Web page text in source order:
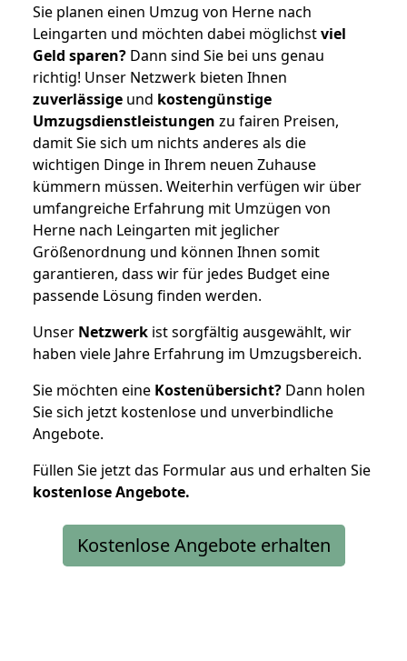
Sie planen einen Umzug von Herne nach
Leingarten und möchten dabei möglichstviel
Geld sparen? Dann sind Sie bei uns genau
richtig! Unser Netzwerk bieten Ihnen
zuverlässige und kostengünstige
Umzugsdienstleistungen zu fairen Preisen,
damit Sie sich um nichts anderes als die
wichtigen Dinge in Ihrem neuen Zuhause
kümmern müssen. Weiterhin verfügen wir über
umfangreiche Erfahrung mit Umzügen von
Herne nach Leingarten mit jeglicher
Größenordnung und können Ihnen somit
garantieren, dass wir für jedes Budget eine
passende Lösung finden werden.
Unser Netzwerk ist sorgfältig ausgewählt, wir
haben viele Jahre Erfahrung im Umzugsbereich.
Sie möchten eine Kostenübersicht? Dann holen
Sie sich jetzt kostenlose und unverbindliche
Angebote.
Füllen Sie jetzt das Formular aus und erhalten Sie
kostenloseAngebote.
Kostenlose Angebote erhalten